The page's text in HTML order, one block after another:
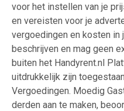
voor het instellen van je
en vereisten voor je
vergoedingen en kosten
beschrijven en mag geen
buiten het Handyrent.nl
uitdrukkelijk zijn
Vergoedingen. Moedig
derden aan te maken,